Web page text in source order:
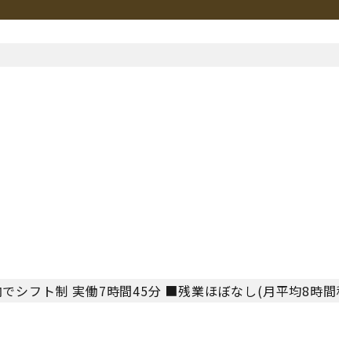
シフト制 実働7時間45分 ■残業ほぼなし(月平均8時